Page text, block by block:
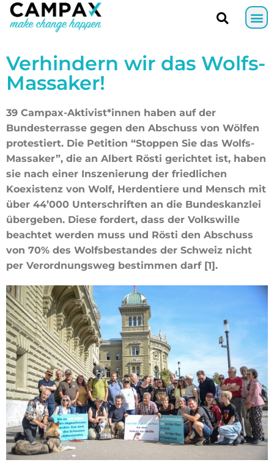
Verhindern wir das Wolfs-
Massaker!
39 Campax-Aktivist*innen haben auf der
Bundesterrasse gegen den Abschuss von Wölfen
protestiert. Die Petition “Stoppen Sie das Wolfs-
Massaker”, die an Albert Rösti gerichtet ist, haben
sie nach einer Inszenierung der friedlichen
Koexistenz von Wolf, Herdentiere und Mensch mit
über 44’000 Unterschriften an die Bundeskanzlei
übergeben. Diese fordert, dass der Volkswille
beachtet werden muss und Rösti den Abschuss
von 70% des Wolfsbestandes der Schweiz nicht
per Verordnungsweg bestimmen darf [1].